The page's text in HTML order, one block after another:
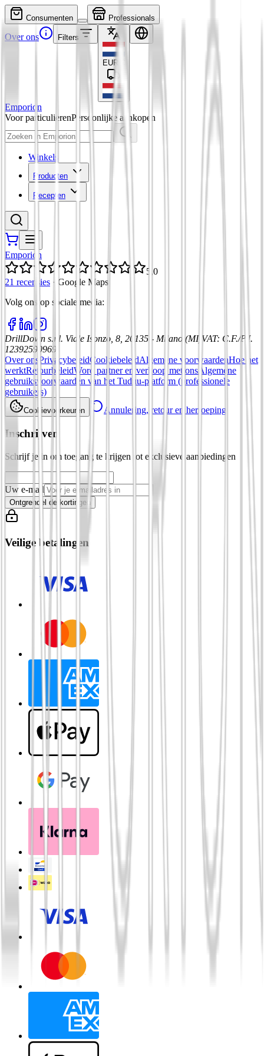
Consumenten Professionals
Over ons Filters
EUR
Emporion
Voor particulierenPersoonlijke aankopen
Winkels
Producten
Recepten
Emporion
5,0
21 recensies · Google Maps
Volg ons op sociale media:
DrillDown s.r.l. Viale Isonzo, 8, 20135 - Milano (MI) VAT: C.F./P.I.
12392590969
Over ons PrivacybeleidCookiebeleidAlgemene voorwaardenHoe het
werktRetourbeleidWord partner en verkoop met ons Algemene
gebruiksvoorwaarden van het Tuduu-platform (professionele
gebruikers)
Cookievoorkeuren Annulering, retour en herroeping
Inschrijven
Schrijf je in om toegang te krijgen tot exclusieve aanbiedingen
Uw e-mail
Ontgrendel de kortingen
Veilige betalingen